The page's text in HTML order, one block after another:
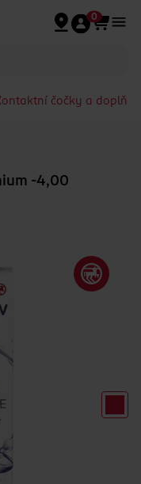
0
čočky a doplňky
-4,00